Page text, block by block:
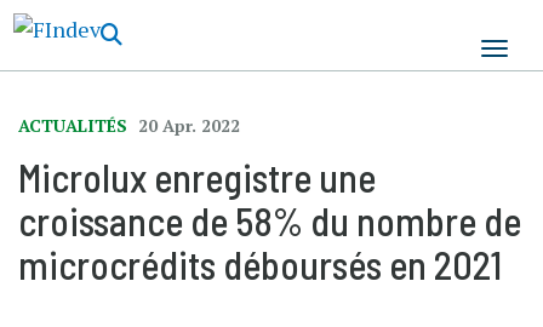
ACTUALITÉS 20 Apr. 2022
Microlux enregistre une
croissance de 58% du nombre de
microcrédits déboursés en 2021